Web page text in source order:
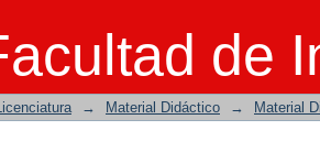
de
→ Material Didáctico → Material